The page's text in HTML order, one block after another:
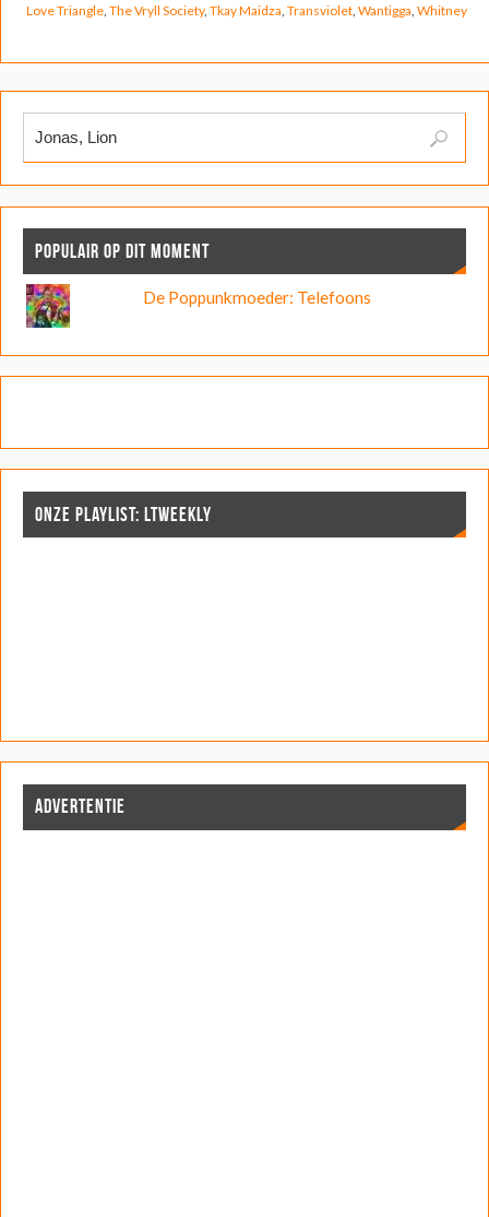
Love Triangle, The Vryll Society, Tkay Maidza Transviolet, Wantigga Whitney
POPULAIR OP DIT MOMENT
De Poppunkmoeder: Telefoons
ONZE PLAYLIST: LTWEEKLY
ADVERTENTIE